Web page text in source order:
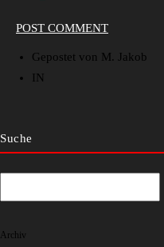
POST COMMENT
Gepostet von M. Jakob
IN
Suche
Archiv